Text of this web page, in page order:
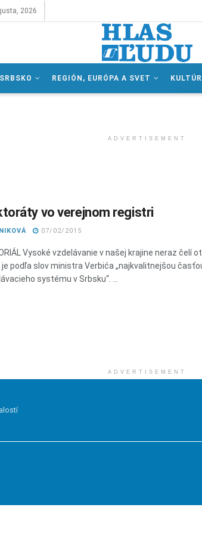
2026
SRBSKO REGIÓN, EURÓPA A SVET
ADVERTISEMENT
vo verejnom registri
07/02/2015
Vysoké vzdelávanie v našej krajine neraz čelí
podľa slov ministra Verbića „najkvalitnejšou
systému v Srbsku“. ...
ADVERTISEMENT